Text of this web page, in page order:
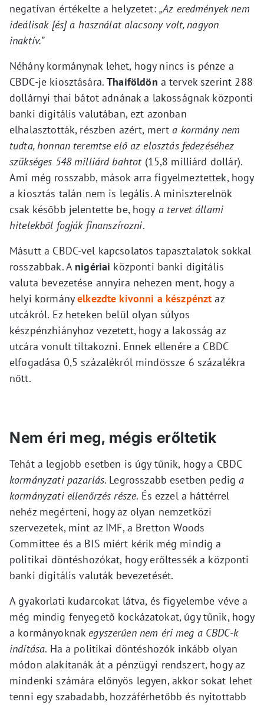
negatívan értékelte a helyzetet: „Az eredmények nem
ideálisak [és] a használat alacsony volt, nagyon
inaktív.”
Néhány kormánynak lehet, hogy nincs is pénze a
CBDC-je kiosztására.Thaiföldön a tervek szerint 288
dollárnyi thai bátot adnának a lakosságnak központi
banki digitális valutában, ezt azonban
elhalasztották, részben azért, merta kormány nem
tudta, honnan teremtse elő az elosztás fedezéséhez
szükséges 548 milliárd bahtot(15,8 milliárd dollár).
Ami még rosszabb, mások arra figyelmeztettek, hogy
a kiosztás talán nem is legális. A miniszterelnök
csak később jelentette be, hogy a tervet állami
hitelekből fogják finanszírozni.
Másutt a CBDC-vel kapcsolatos tapasztalatok sokkal
rosszabbak. A nigériai központi banki digitális
valuta bevezetése annyira nehezen ment, hogy a
helyi kormányelkezdte kivonni a készpénzt az
utcákról. Ez heteken belül olyan súlyos
készpénzhiányhoz vezetett, hogy a lakosság az
utcára vonult tiltakozni. Ennek ellenére a CBDC
elfogadása 0,5 százalékról mindössze 6 százalékra
nőtt.
Nem éri meg, mégis erőltetik
Tehát a legjobb esetben is úgy tűnik, hogy a CBDC
kormányzati pazarlás. Legrosszabb esetben pediga
kormányzati ellenőrzés része. És ezzel a háttérrel
nehéz megérteni, hogy az olyan nemzetközi
szervezetek, mint az IMF, a Bretton Woods
Committee és a BIS miért kérik még mindig a
politikai döntéshozókat, hogy erőltessék a központi
banki digitális valuták bevezetését.
A gyakorlati kudarcokat látva, és figyelembe véve a
még mindig fenyegető kockázatokat, úgy tűnik, hogy
a kormányoknak egyszerűen nem éri meg a CBDC-k
indítása. Ha a politikai döntéshozók inkább olyan
módon alakítanák át a pénzügyi rendszert, hogy az
mindenki számára előnyös legyen, akkor sokat lehet
tenni egy szabadabb, hozzáférhetőbb és nyitottabb